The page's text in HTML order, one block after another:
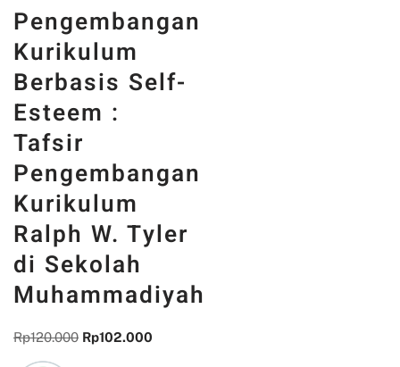
Pengembangan
Kurikulum
Berbasis Self-
Esteem :
Tafsir
Pengembangan
Kurikulum
Ralph W. Tyler
di Sekolah
Muhammadiyah
Rp120.000 Rp102.000